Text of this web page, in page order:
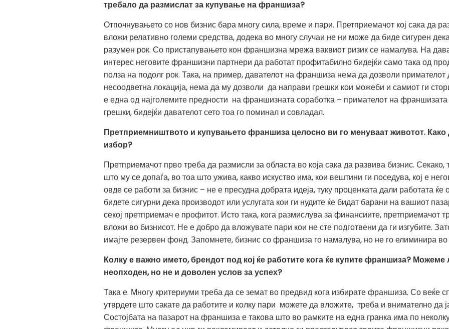
требало да размислат за купување на франшиза?
Отпочнувањето со нов бизнис бара многу сила, време и пари. Претприемачот кој сака да
вложи релативно големи средства, додека во многу случаи не ни може да биде сигурен
разумен рок. Со пристапувањето кон франшизна мрежа ваквиот ризик се намалува. На
интерес неговите франшизни партнери да работат профитабилно бидејќи само така од
полза на подолг рок. Така, на пример, давателот на франшиза нема да дозволи примателот
несоодветна локација, нема да му дозволи да направи грешки кои можеби и самиот ги
е една од најголемите предности на франшизната соработка – примателот на
грешки, бидејќи давателот сето тоа го поминал и совладал.
Претприемништвото и купувањето франшиза целосно ви го менуваат животот. Како
избор?
Претприемачот прво треба да размисли за областа во која сака да развива бизнис.
што му се допаѓа, во тоа што ужива, какво искуство има, кои вештини ги поседува, кој е
овде се работи за бизнис – не е пресудна добрата идеја, туку проценката дали работата ќе
бидете сигурни дека производот или услугата кои ги нудите ќе бидат барани на вашиот
секој претприемач е профитот. Исто така, кога размислува за финансиите, претприемачот
вложи во бизнисот. Не е добро да вложувате пари кои не сте подготвени да ги изгубите.
имајте резервен фонд. Запомнете, бизнис со франшиза го намалува, но не го елиминира во
Колку е важно името, брендот под кој ќе работите кога ќе купите франшиза?
неопходен, но не и доволен услов за успех?
Така е. Многу критериуми треба да се земат во предвид кога избирате франшиза. Со веќе
утврдете што сакате да работите и колку пари можете да вложите, треба и внимателно да
Состојбата на пазарот на франшиза е такова што во рамките на една гранка има по